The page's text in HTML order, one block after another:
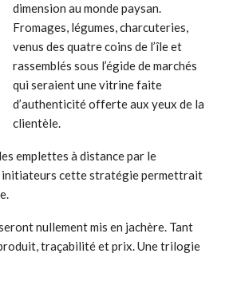
dimension au monde paysan.
Fromages, légumes, charcuteries,
venus des quatre coins de l’île et
rassemblés sous l’égide de marchés
qui seraient une vitrine faite
d’authenticité offerte aux yeux de la
clientèle.
emplettes à distance par le
initiateurs cette stratégie permettrait
nullement mis en jachère. Tant
traçabilité et prix. Une trilogie